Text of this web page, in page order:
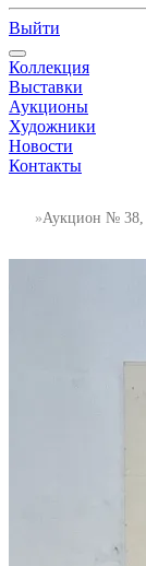
Выйти
Коллекция
Выставки
Аукционы
Художники
Новости
Контакты
Аукцион № 38,